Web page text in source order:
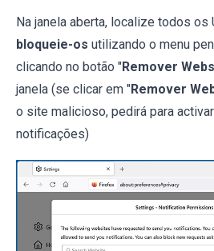
Na janela aberta, localize todos
bloqueie-os utilizando o menu
clicando no botão "Remover
janela (se clicar em "Remover
o site malicioso, pedirá para
notificações)